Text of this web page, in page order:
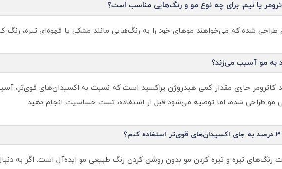
طراحی شده که می‌خواهند موهای خود را به رنگ‌هایی مانند مشکی یا قهوه‌ای تیره، رنگ
نیم یا 3 درصد کاترومر حاوی مقدار کمی هیدروژن پراکسید است که نسبت به اکسیدان‌های
طراحی شده، اما توصیه می‌شود قبل از استفاده، تست حساسیت انجام دهید.
رنگ‌های تیره و تیره کردن مو بدون روشن کردن رنگ طبیعی مو ایده‌آل است. اگر به